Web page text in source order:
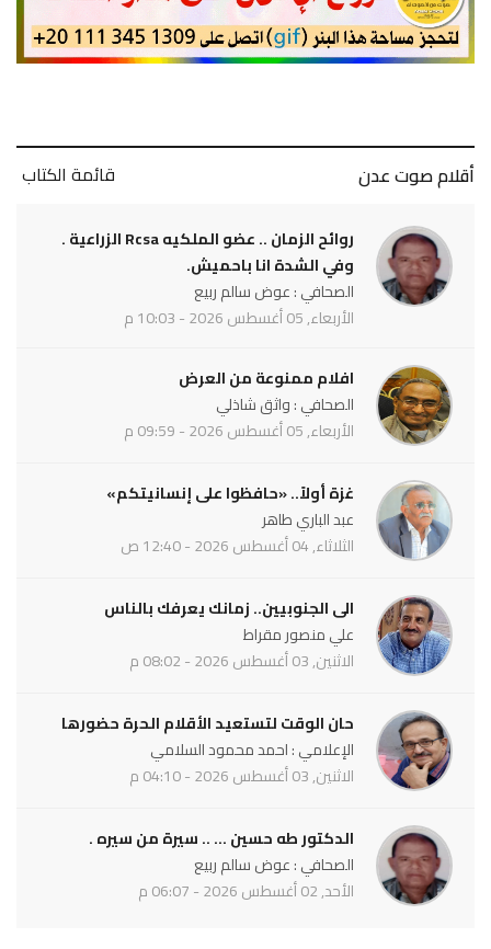
أقلام صوت عدن قائمة الكتاب
روائح الزمان .. عضو الملكيه Rcsa الزراعية .
وفي الشدة انا باحميش.
الصحافي : عوض سالم ربيع
الأربعاء, 05 أغسطس 2026 - 10:03 م
افلام ممنوعة من العرض
الصحافي : واثق شاذلي
الأربعاء, 05 أغسطس 2026 - 09:59 م
غزة أولاً.. «حافظوا على إنسانيتكم»
عبد الباري طاهر
الثلاثاء, 04 أغسطس 2026 - 12:40 ص
الى الجنوبيين.. زمانك يعرفك بالناس
علي منصور مقراط
الاثنين, 03 أغسطس 2026 - 08:02 م
حان الوقت لتستعيد الأقلام الحرة حضورها
الإعلامي : احمد محمود السلامي
الاثنين, 03 أغسطس 2026 - 04:10 م
الدكتور طه حسين ... .. سيرة من سيره .
الصحافي : عوض سالم ربيع
الأحد, 02 أغسطس 2026 - 06:07 م